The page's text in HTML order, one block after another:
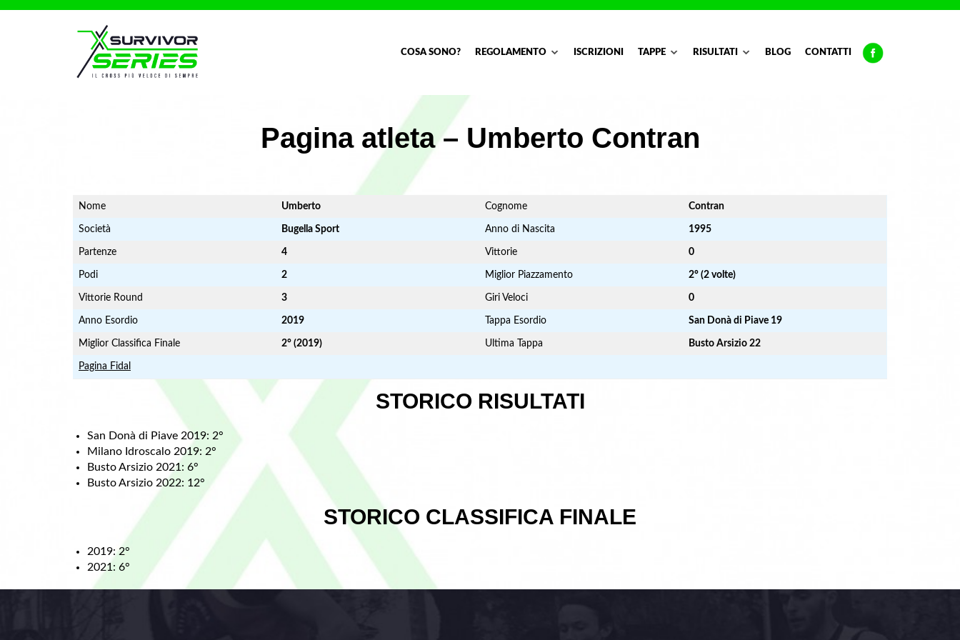
COSA SONO? REGOLAMENTO ISCRIZIONI TAPPE RISULTATI BLOG CONTATTI
Pagina atleta – Umberto Contran
Nome Umberto Cognome Contran
Società Bugella Sport Anno di Nascita 1995
Partenze 4 Vittorie 0
Podi 2 Miglior Piazzamento 2° (2 volte)
Vittorie Round 3 Giri Veloci 0
Anno Esordio 2019 Tappa Esordio San Donà di Piave 19
Miglior Classifica Finale 2° (2019) Ultima Tappa Busto Arsizio 22
Pagina Fidal
STORICO RISULTATI
San Donà di Piave 2019: 2°
Milano Idroscalo 2019: 2°
Busto Arsizio 2021: 6°
Busto Arsizio 2022: 12°
STORICO CLASSIFICA FINALE
2019: 2°
2021: 6°